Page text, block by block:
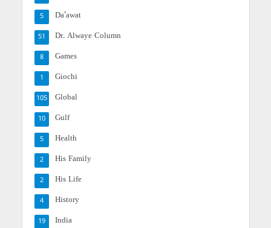
Da'awat
5
Dr. Alwaye Column
51
Games
8
Giochi
1
Global
105
Gulf
10
Health
5
His Family
2
His Life
2
History
4
India
19